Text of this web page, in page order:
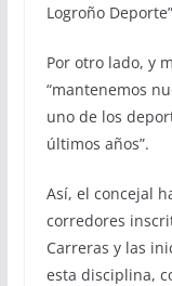
Logroño
Por otro lado, y
“mantenemos
uno de los
últimos años”.
Así, el concejal
corredores
Carreras y las
esta disciplina,